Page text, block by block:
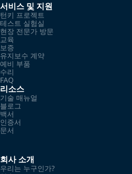
서비스 및 지원
턴키 프로젝트
테스트 실험실
현장 전문가 방문
교육
보증
유지보수 계약
예비 부품
수리
FAQ
리소스
기술 매뉴얼
블로그
백서
인증서
문서
회사 소개
우리는 누구인가?